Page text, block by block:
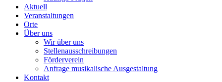
Aktuell
Veranstaltungen
Orte
Über uns
Wir über uns
Stellenausschreibungen
Förderverein
Anfrage musikalische Ausgestaltung
Kontakt